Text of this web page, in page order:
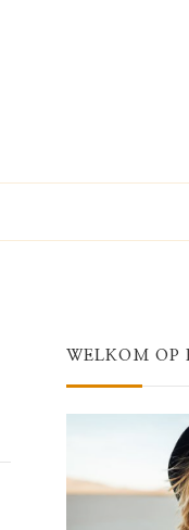
WELKOM OP